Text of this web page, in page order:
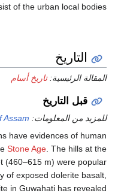
of the urban local bodies.
التاريخ
المقالة الرئيسية:تاريخ أسام
قبل التاريخ
للمزيد من المعلومات:of Assam
have evidences of human
theStone Age. The hills at the
(460–615 m) were popular
of exposed dolerite basalt,
site in Guwahati has revealed